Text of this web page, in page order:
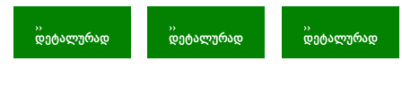
››
დეტალურად
››
დეტალურად
››
დეტალურად